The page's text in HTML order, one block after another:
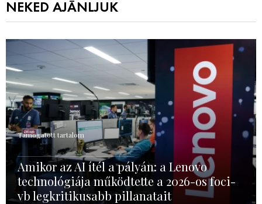
NEKED AJÁNLJUK
Támogatott tartalom
Amikor az AI ítél a pályán: a Lenovo
technológiája működtette a 2026-os foci-
vb legkritikusabb pillanatait